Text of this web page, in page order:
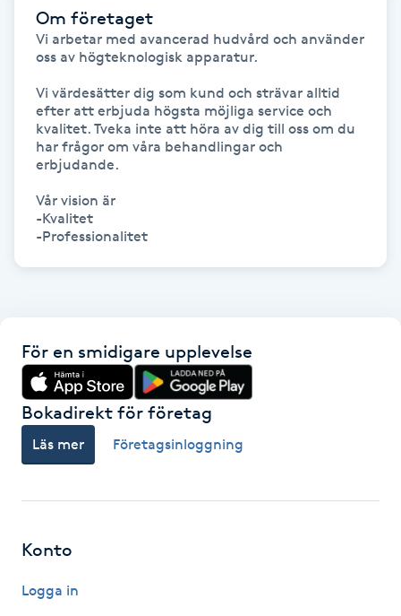
Headspa
Healing
Herrklippning
Hollywood Peel
Hudföryngring
Huduppstramning
Hyperhidros
Om företaget
Vi arbetar med avancerad hudvård och använder
oss av högteknologisk apparatur.
Vi värdesätter dig som kund och strävar alltid
efter att erbjuda högsta möjliga service och
kvalitet. Tveka inte att höra av dig till oss om du
har frågor om våra behandlingar och
erbjudande.
Vår vision är
-Kvalitet
För en smidigare upplevelse
Bokadirekt för företag
Läs mer Företagsinloggning
Konto
Logga in